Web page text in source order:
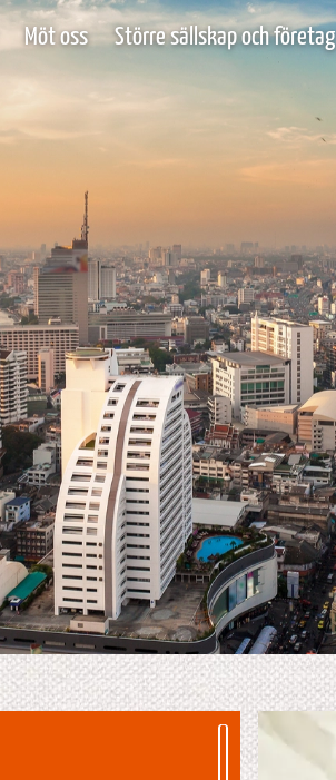
Möt oss Större sällskap och företag